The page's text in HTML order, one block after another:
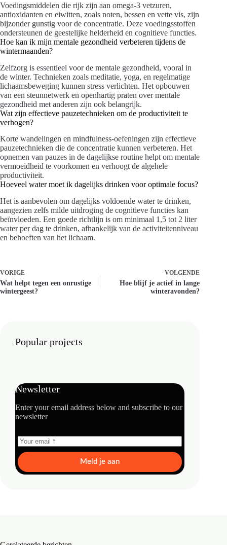
Voedingsmiddelen die rijk zijn aan omega-3 vetzuren,
antioxidanten en eiwitten, zoals noten, bessen en vette vis, zijn
bijzonder gunstig voor de concentratie. Deze voedingsstoffen
ondersteunen de geestelijke helderheid en cognitieve functies.
Hoe kan ik mijn mentale gezondheid verbeteren tijdens de
wintermaanden?
Zelfzorg is essentieel voor de mentale gezondheid, vooral in
de winter. Technieken zoals meditatie, yoga, en regelmatige
lichaamsbeweging kunnen stress verlichten. Het opbouwen
van een steunnetwerk en openhartig praten over mentale
gezondheid met anderen zijn ook belangrijk.
Wat zijn effectieve pauzetechnieken om de productiviteit te
verhogen?
Korte wandelingen en mindfulness-oefeningen zijn effectieve
pauzetechnieken die de concentratie kunnen verbeteren. Het
opnemen van pauzes in de dagelijkse routine helpt om mentale
vermoeidheid te voorkomen en verhoogt de algehele
productiviteit.
Hoeveel water moet ik dagelijks drinken voor optimale focus?
Het is aanbevolen om dagelijks voldoende water te drinken,
aangezien zelfs milde uitdroging de cognitieve functies kan
beïnvloeden. Een goede richtlijn is om minimaal 1,5 tot 2 liter
water per dag te drinken, afhankelijk van de activiteitenniveau
en behoeften van het lichaam.
VORIGE
Wat helpt tegen een onrustige
wintergeest?
VOLGENDE
Hoe blijf je actief in lange
winteravonden?
Popular projects
Newsletter
Enter your email address below and subscribe to our
newsletter
Meld je aan